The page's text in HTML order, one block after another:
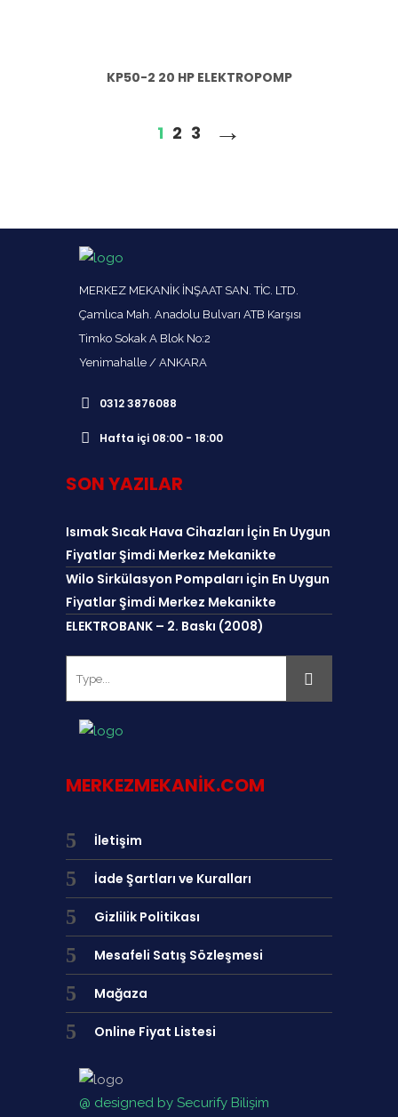
KP50-2 20 HP ELEKTROPOMP
1 2 3 →
MERKEZ MEKANİK İNŞAAT SAN. TİC. LTD.
Çamlıca Mah. Anadolu Bulvarı ATB Karşısı
Timko Sokak A Blok No:2
Yenimahalle / ANKARA
0312 3876088
Hafta içi 08:00 - 18:00
SON YAZILAR
Isımak Sıcak Hava Cihazları İçin En Uygun
Fiyatlar Şimdi Merkez Mekanikte
Wilo Sirkülasyon Pompaları için En Uygun
Fiyatlar Şimdi Merkez Mekanikte
ELEKTROBANK – 2. Baskı (2008)
MERKEZMEKANIK.COM
İletişim
İade Şartları ve Kuralları
Gizlilik Politikası
Mesafeli Satış Sözleşmesi
Mağaza
Online Fiyat Listesi
@ designed by Securify Bilişim